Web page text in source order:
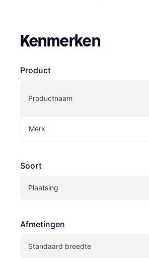
Kenmerken
Product
Productnaam
Merk
Soort
Plaatsing
Afmetingen
Standaard breedte